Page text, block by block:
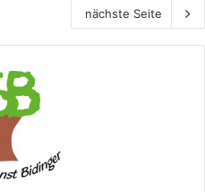
nächste Seite